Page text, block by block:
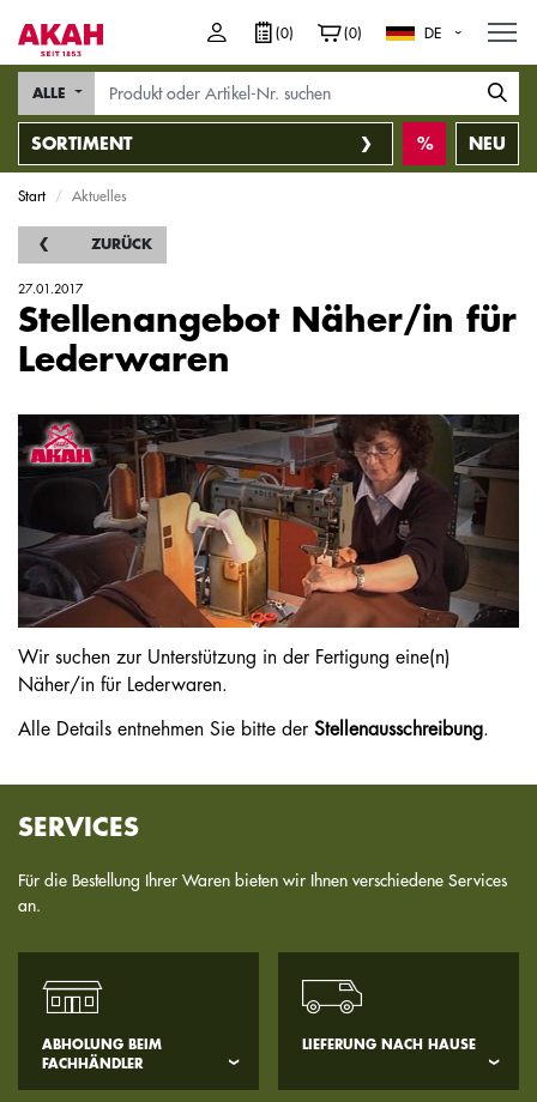
(0) (0) DE
SORTIMENT
ALLE
NEU
Start Aktuelles
ZURÜCK
27.01.2017
Stellenangebot Näher/in für
Lederwaren
Wir suchen zur Unterstützung in der Fertigung eine(n)
Näher/in für Lederwaren.
Alle Details entnehmen Sie bitte der Stellenausschreibung.
SERVICES
Für die Bestellung Ihrer Waren bieten wir Ihnen verschiedene Services
an.
ABHOLUNG BEIM
FACHHÄNDLER
LIEFERUNG NACH HAUSE